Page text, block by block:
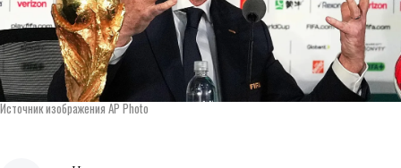
Источник изображения AP Photo